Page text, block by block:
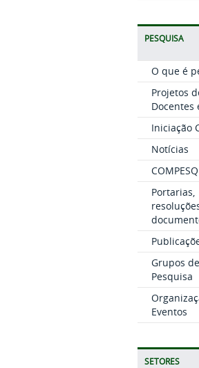
PESQUISA
O que é
Projetos
Docentes
Iniciação
Notícias
COMPESQ
Portarias,
Grupos de
Pesquisa
Eventos
SETORES